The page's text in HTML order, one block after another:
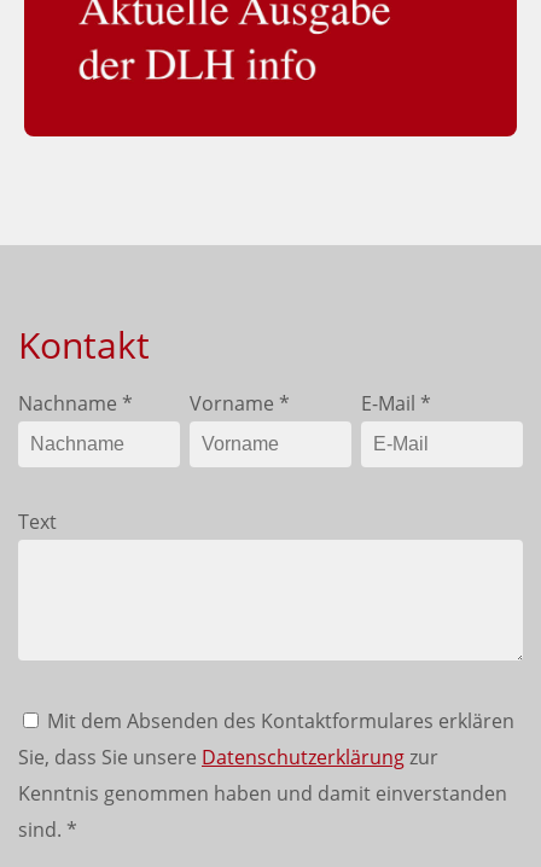
Kontakt
Nachname * Vorname * E-Mail *
Text
Mit dem Absenden des Kontaktformulares erklären
Sie, dass Sie unsere Datenschutzerklärungzur
Kenntnis genommen haben und damit einverstanden
sind. *